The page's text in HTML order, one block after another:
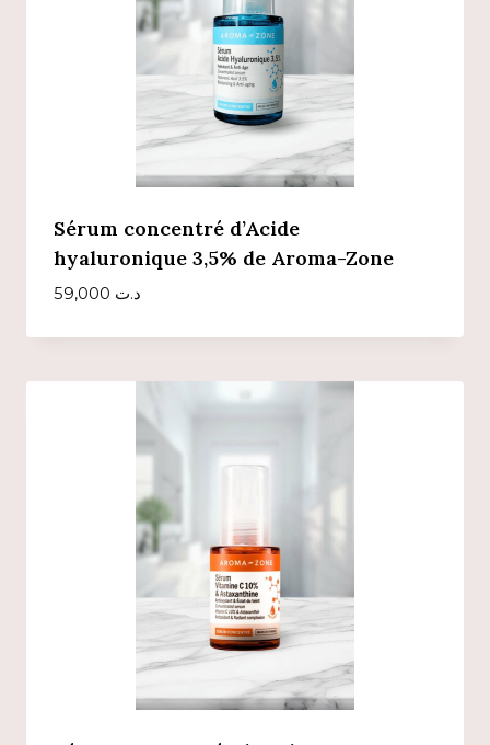
Sérum concentré d’Acide
hyaluronique 3,5% de Aroma-Zone
د.ت